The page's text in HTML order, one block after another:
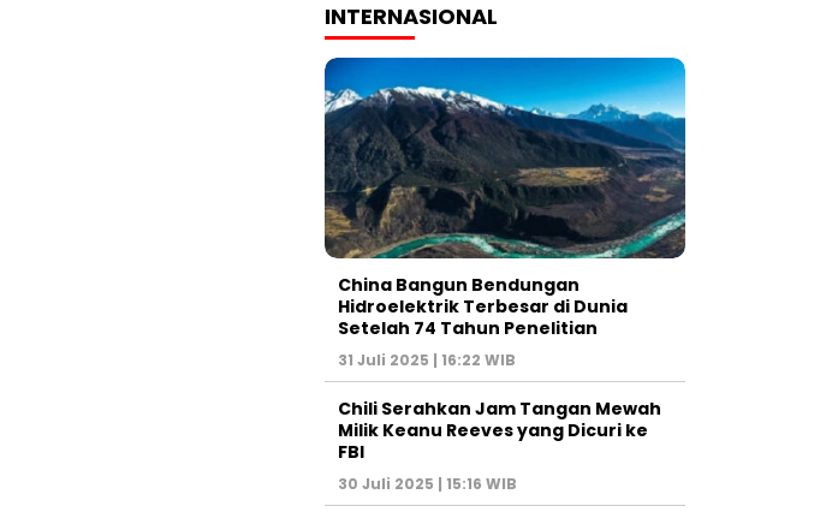
INTERNASIONAL
China Bangun Bendungan
Hidroelektrik Terbesar di Dunia
Setelah 74 Tahun Penelitian
31 Juli 2025 | 16:22 WIB
Chili Serahkan Jam Tangan Mewah
Milik Keanu Reeves yang Dicuri ke
FBI
30 Juli 2025 | 15:16 WIB